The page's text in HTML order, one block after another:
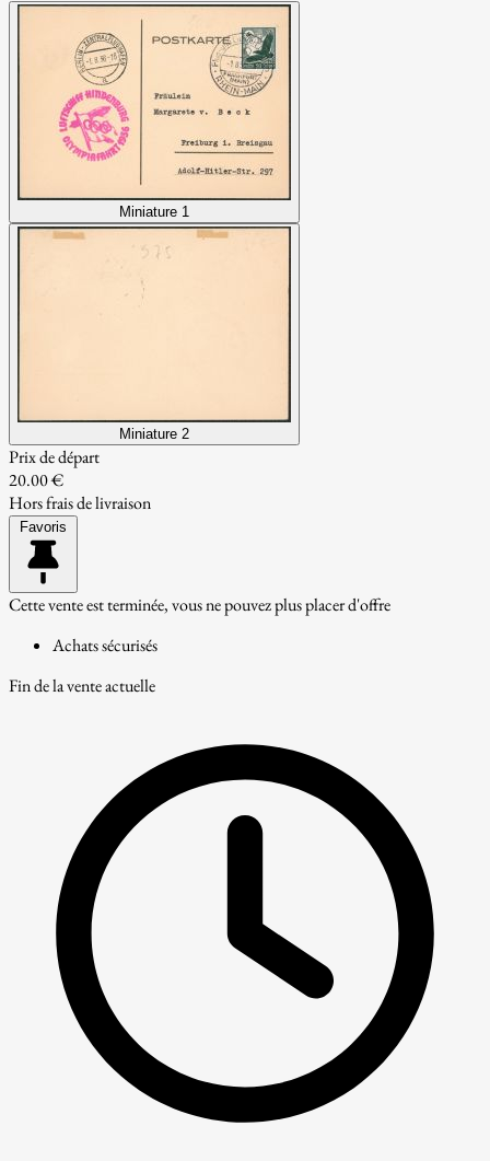
Miniature 1
Miniature 2
Prix de départ
20.00 €
Hors frais de livraison
Favoris
Cette vente est terminée, vous ne pouvez plus placer d'offre
Achats sécurisés
Fin de la vente actuelle